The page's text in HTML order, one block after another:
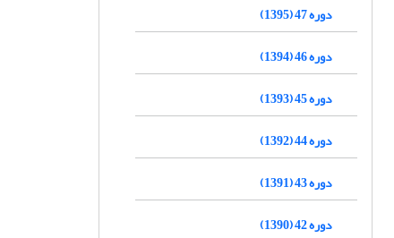
دوره 47 (1395)
دوره 46 (1394)
دوره 45 (1393)
دوره 44 (1392)
دوره 43 (1391)
دوره 42 (1390)